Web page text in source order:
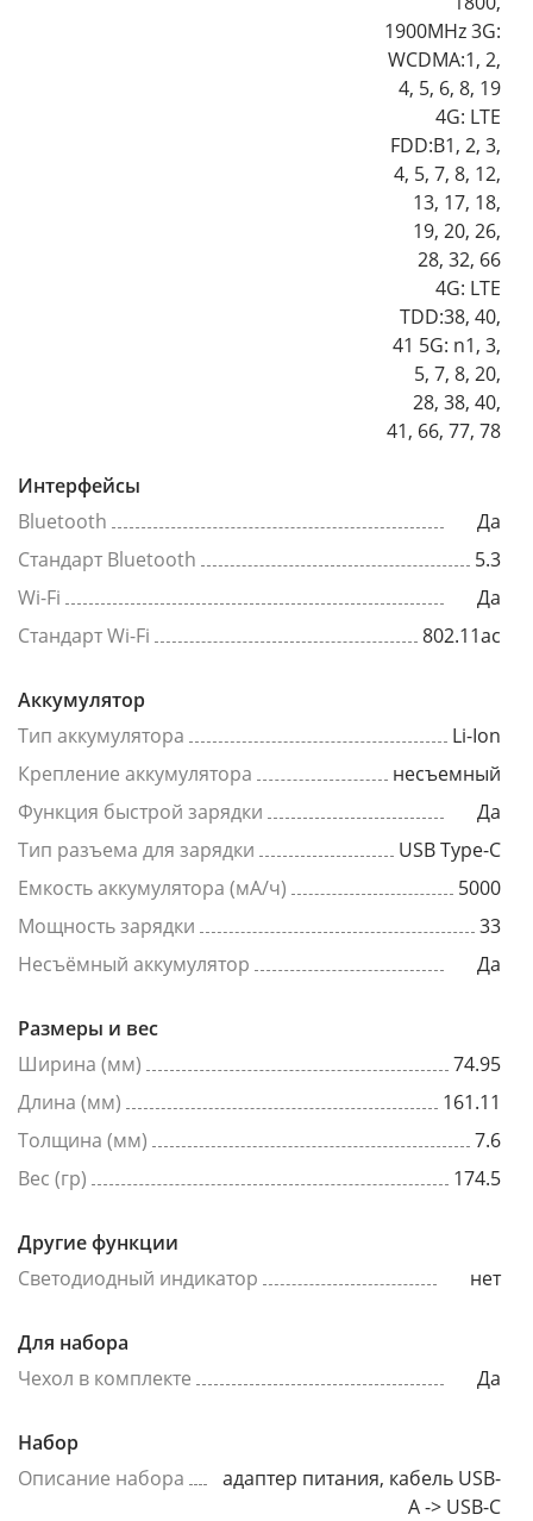
1900MHz 3G:
WCDMA:1, 2,
4, 5, 6, 8, 19
4G: LTE
FDD:B1, 2, 3,
4, 5, 7, 8, 12,
13, 17, 18,
19, 20, 26,
28, 32, 66
4G: LTE
TDD:38, 40,
41 5G: n1, 3,
5, 7, 8, 20,
28, 38, 40,
41, 66, 77, 78
Интерфейсы
Bluetooth
Да
Стандарт Bluetooth
5.3
Wi-Fi
Да
Стандарт Wi-Fi
802.11ac
Аккумулятор
Тип аккумулятора
Li-Ion
Крепление аккумулятора
несъемный
Функция быстрой зарядки
Да
Тип разъема для зарядки
USB Type-C
Емкость аккумулятора (мА/ч)
5000
Мощность зарядки
33
Несъёмный аккумулятор
Да
Размеры и вес
Ширина (мм)
74.95
Длина (мм)
161.11
Толщина (мм)
7.6
Вес (гр)
174.5
Другие функции
Светодиодный индикатор
нет
Для набора
Чехол в комплекте
Да
Набор
Описание набора
адаптер питания, кабель USB-
A -> USB-C